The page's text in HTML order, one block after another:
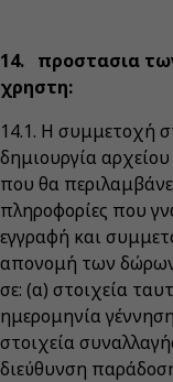
14. προστασια
χρηστη:
14.1. Η συμμετοχή
δημιουργία
που θα
πληροφορίες που
εγγραφή και
απονομή των
σε: (α) στοιχεία
ημερομηνία
στοιχεία
διεύθυνση